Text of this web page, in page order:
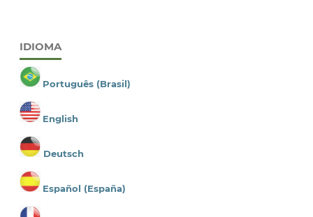
IDIOMA
Português (Brasil)
English
Deutsch
Español (España)